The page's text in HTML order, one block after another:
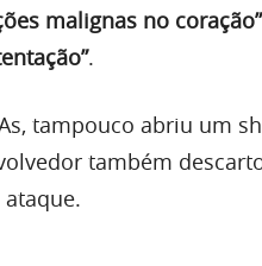
malignas no coração”
.
tampouco abriu um
também